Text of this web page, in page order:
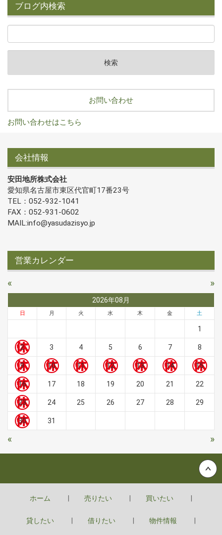
ブログ内検索
お問い合わせ
お問い合わせはこちら
会社情報
安田地所株式会社
愛知県名古屋市東区代官町17番23号
TEL：052-932-1041
FAX：052-931-0602
MAIL:info@yasudazisyo.jp
営業カレンダー
« »
2026年08月
日 月 火 水 木 金 土
1
2 3 4 5 6 7 8
9 10 11 12 13 14 15
16 17 18 19 20 21 22
23 24 25 26 27 28 29
30 31
« »
ホーム 売りたい 買いたい
貸したい 借りたい 物件情報